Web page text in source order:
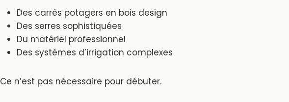
Des carrés potagers en bois design
Des serres sophistiquées
Du matériel professionnel
Des systèmes d’irrigation complexes
Ce n’est pas nécessaire pour débuter.